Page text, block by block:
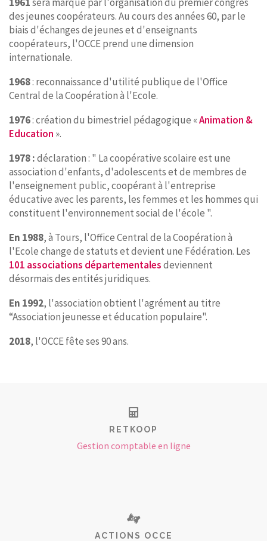
des jeunes coopérateurs. Au cours des années 60, par le
biais d'échanges de jeunes et d'enseignants
coopérateurs, l'OCCE prend une dimension
internationale.
1968: reconnaissance d'utilité publique de l'Office
Central de la Coopération à l'Ecole.
1976: création du bimestriel pédagogique «Animation &
Education ».
1978 :déclaration : " La coopérative scolaire est une
association d'enfants, d'adolescents et de membres de
l'enseignement public, coopérant à l'entreprise
éducative avec les parents, les femmes et les hommes qui
constituent l'environnement social de l'école ".
En 1988, à Tours, l'Office Central de la Coopération à
l'Ecole change de statuts et devient une Fédération. Les
101 associations départementalesdeviennent
désormais des entités juridiques.
En 1992, l'association obtient l'agrément au titre
“Association jeunesse et éducation populaire".
2018, l'OCCE fête ses 90 ans.
RETKOOP
Gestion comptable en ligne
ACTIONS OCCE